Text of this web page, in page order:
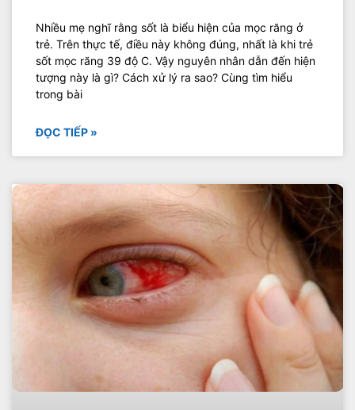
Nhiều mẹ nghĩ rằng sốt là biểu hiện của mọc răng ở
trẻ. Trên thực tế, điều này không đúng, nhất là khi trẻ
sốt mọc răng 39 độ C. Vậy nguyên nhân dẫn đến hiện
tượng này là gì? Cách xử lý ra sao? Cùng tìm hiểu
trong bài
ĐỌC TIẾP »